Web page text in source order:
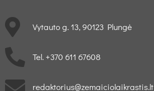
Vytauto g. 13, 90123 Plungė
Tel. +370 611 67608
redaktorius@zemaiciolaikrastis.lt